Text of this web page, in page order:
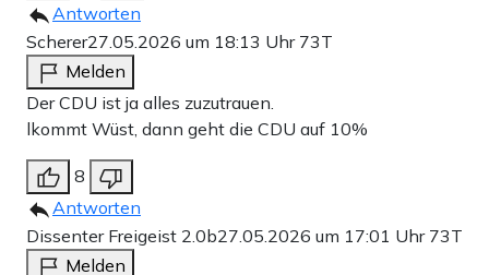
Antworten
Scherer27.05.2026 um 18:13 Uhr 73T
Melden
Der CDU ist ja alles zuzutrauen.
lkommt Wüst, dann geht die CDU auf 10%
8
Antworten
Dissenter Freigeist 2.0b27.05.2026 um 17:01 Uhr 73T
Melden